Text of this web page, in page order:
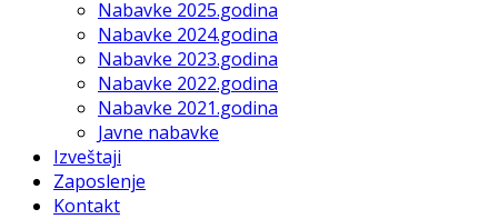
Nabavke 2025.godina
Nabavke 2024.godina
Nabavke 2023.godina
Nabavke 2022.godina
Nabavke 2021.godina
Javne nabavke
Izveštaji
Zaposlenje
Kontakt